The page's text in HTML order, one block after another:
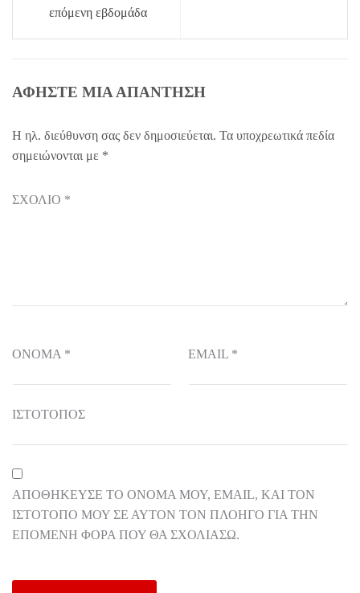
επόμενη εβδομάδα
ΑΦΉΣΤΕ ΜΙΑ ΑΠΆΝΤΗΣΗ
Η ηλ. διεύθυνση σας δεν δημοσιεύεται. Τα υποχρεωτικά πεδία
σημειώνονται με *
ΣΧΌΛΙΟ *
ΌΝΟΜΑ * EMAIL *
ΙΣΤΌΤΟΠΟΣ
ΑΠΟΘΉΚΕΥΣΕ ΤΟ ΌΝΟΜΆ ΜΟΥ, EMAIL, ΚΑΙ ΤΟΝ
ΙΣΤΌΤΟΠΟ ΜΟΥ ΣΕ ΑΥΤΌΝ ΤΟΝ ΠΛΟΗΓΌ ΓΙΑ ΤΗΝ
ΕΠΌΜΕΝΗ ΦΟΡΆ ΠΟΥ ΘΑ ΣΧΟΛΙΆΣΩ.